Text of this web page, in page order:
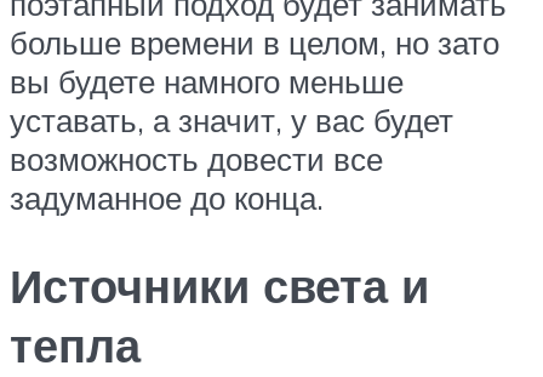
больше времени в целом, но зато
вы будете намного меньше
уставать, а значит, у вас будет
возможность довести все
задуманное до конца.
Источники света и
тепла